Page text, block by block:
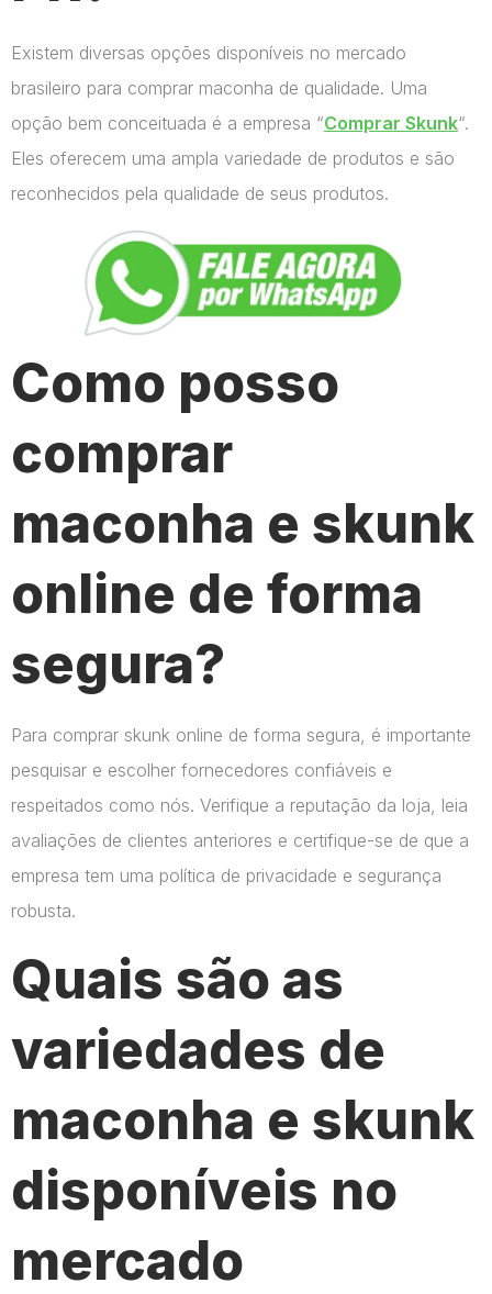
Existem diversas opções disponíveis no mercado
brasileiro para comprar maconha de qualidade. Uma
opção bem conceituada é a empresa “Comprar Skunk“.
Eles oferecem uma ampla variedade de produtos e são
reconhecidos pela qualidade de seus produtos.
Como posso
comprar
maconha e skunk
online de forma
segura?
Para comprar skunk online de forma segura, é importante
pesquisar e escolher fornecedores confiáveis e
respeitados como nós. Verifique a reputação da loja, leia
avaliações de clientes anteriores e certifique-se de que a
empresa tem uma política de privacidade e segurança
robusta.
Quais são as
variedades de
maconha e skunk
disponíveis no
mercado